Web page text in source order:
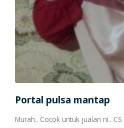
Portal pulsa mantap
Murah.. Cocok untuk jualan ni..